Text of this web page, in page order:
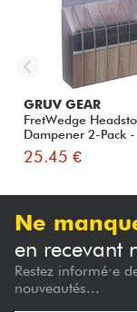
GRUV GEAR
FretWedge
Dampener 2-Pack
25.45 €
Ne
en recevant
Restez informé·e
nouveautés...